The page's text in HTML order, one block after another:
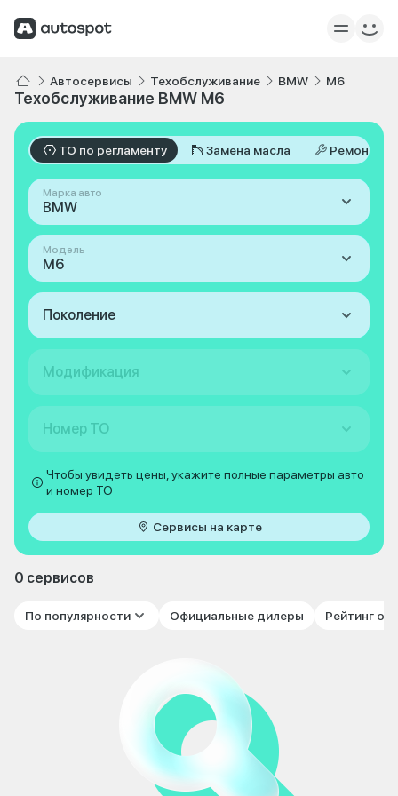
Автосервисы Техобслуживание BMW M6
Техобслуживание BMW M6
ТО по регламенту Замена масла Ремонт
Марка авто
BMW
Модель
M6
Поколение
Модификация
Номер ТО
Чтобы увидеть цены, укажите полные параметры авто
и номер ТО
Сервисы на карте
0 сервисов
По популярности Официальные дилеры Рейтинг